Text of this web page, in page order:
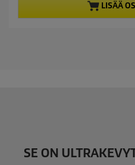
ä
LISÄÄ
ULTRAKEVYT JA
SE ON